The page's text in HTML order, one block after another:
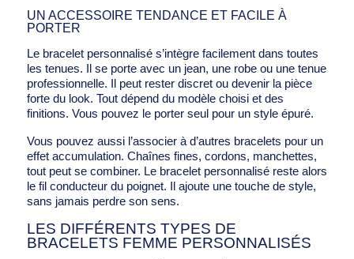
UN ACCESSOIRE TENDANCE ET FACILE À
PORTER
Le bracelet personnalisé s’intègre facilement dans toutes
les tenues. Il se porte avec un jean, une robe ou une tenue
professionnelle. Il peut rester discret ou devenir la pièce
forte du look. Tout dépend du modèle choisi et des
finitions. Vous pouvez le porter seul pour un style épuré.
Vous pouvez aussi l’associer à d’autres bracelets pour un
effet accumulation. Chaînes fines, cordons, manchettes,
tout peut se combiner. Le bracelet personnalisé reste alors
le fil conducteur du poignet. Il ajoute une touche de style,
sans jamais perdre son sens.
LES DIFFÉRENTS TYPES DE
BRACELETS FEMME PERSONNALISÉS